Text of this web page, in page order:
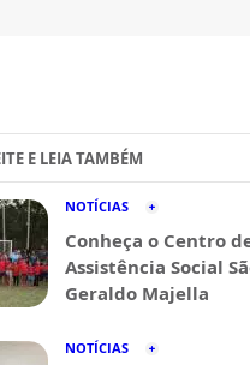
E LEIA TAMBÉM
NOTÍCIAS
Conheça o Centro
Assistência Social
Geraldo Majella
NOTÍCIAS